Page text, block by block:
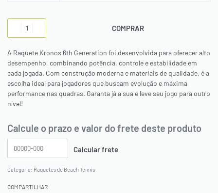
COMPRAR
A Raquete Kronos 6th Generation foi desenvolvida para oferecer alto
desempenho, combinando potência, controle e estabilidade em
cada jogada. Com construção moderna e materiais de qualidade, é a
escolha ideal para jogadores que buscam evolução e máxima
performance nas quadras. Garanta já a sua e leve seu jogo para outro
nível!
Calcule o prazo e valor do frete deste produto
Categoria: Raquetes de Beach Tennis
COMPARTILHAR